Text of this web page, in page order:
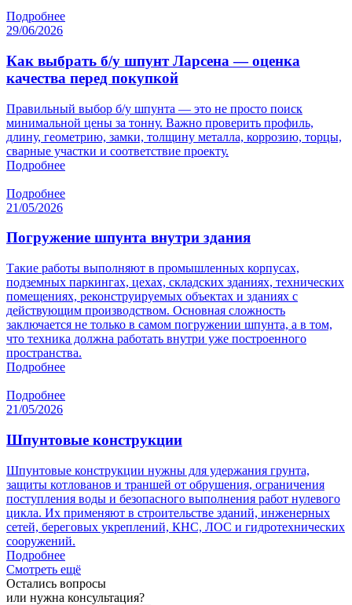
Подробнее
29/06/2026
Как выбрать б/у шпунт Ларсена — оценка
качества перед покупкой
Правильный выбор б/у шпунта — это не просто поиск
минимальной цены за тонну. Важно проверить профиль,
длину, геометрию, замки, толщину металла, коррозию, торцы,
сварные участки и соответствие проекту.
Подробнее
Подробнее
21/05/2026
Погружение шпунта внутри здания
Такие работы выполняют в промышленных корпусах,
подземных паркингах, цехах, складских зданиях, технических
помещениях, реконструируемых объектах и зданиях с
действующим производством. Основная сложность
заключается не только в самом погружении шпунта, а в том,
что техника должна работать внутри уже построенного
пространства.
Подробнее
Подробнее
21/05/2026
Шпунтовые конструкции
Шпунтовые конструкции нужны для удержания грунта,
защиты котлованов и траншей от обрушения, ограничения
поступления воды и безопасного выполнения работ нулевого
цикла. Их применяют в строительстве зданий, инженерных
сетей, береговых укреплений, КНС, ЛОС и гидротехнических
сооружений.
Подробнее
Смотреть ещё
Остались вопросы
или нужна консультация?